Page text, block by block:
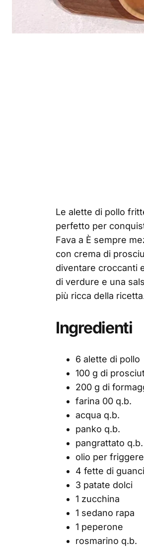
Le alette di pollo
perfetto per
Fava a È sempre
con crema di
diventare croccanti
di verdure e una
più ricca della
Ingredienti
6 alette di pollo
100 g di
200 g di
farina 00 q.b.
acqua q.b.
panko q.b.
pangrattato q.b.
olio per
4 fette di
3 patate dolci
1 zucchina
1 sedano rapa
1 peperone
rosmarino q.b.